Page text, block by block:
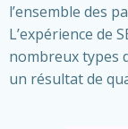
l’ensemble des
L’expérience de
nombreux types
un résultat de